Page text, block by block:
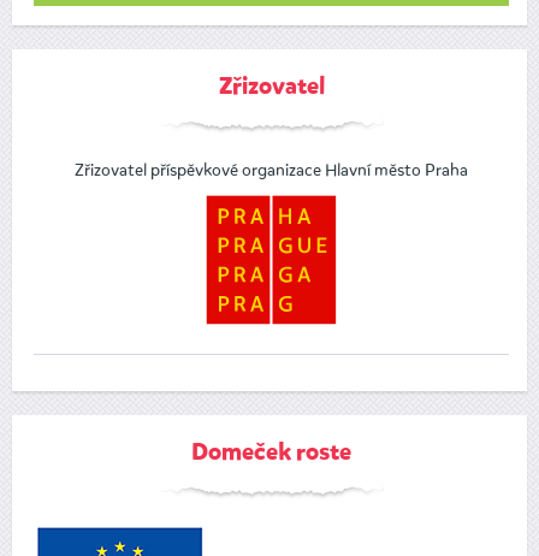
Zřizovatel
Zřizovatel příspěvkové organizace Hlavní město Praha
Domeček roste